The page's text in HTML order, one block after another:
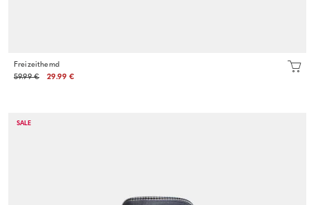
Freizeithemd
59.99 €
29.99 €
SALE